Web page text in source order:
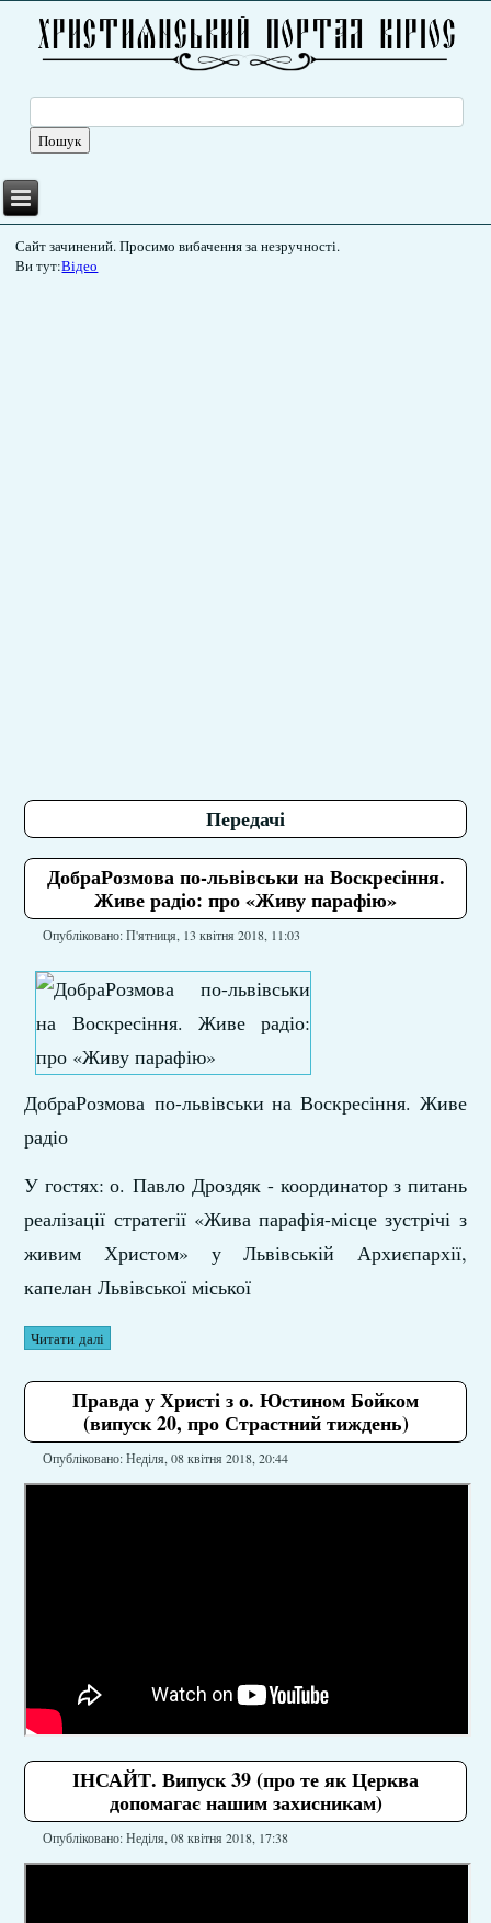
Сайт зачинений. Просимо вибачення за незручності.
Ви тут:Відео
Передачі
ДобраРозмова по-львівськи на Воскресіння.
Живе радіо: про «Живу парафію»
Опубліковано: П'ятниця, 13 квітня 2018, 11:03
ДобраРозмова по-львівськи на Воскресіння. Живе
радіо
У гостях: о. Павло Дроздяк - координатор з питань
реалізації стратегії «Жива парафія-місце зустрічі з
живим Христом» у Львівській Архиєпархії,
капелан Львівської міської
Читати далі
Правда у Христі з о. Юстином Бойком
(випуск 20, про Страстний тиждень)
Опубліковано: Неділя, 08 квітня 2018, 20:44
ІНСАЙТ. Випуск 39 (про те як Церква
допомагає нашим захисникам)
Опубліковано: Неділя, 08 квітня 2018, 17:38